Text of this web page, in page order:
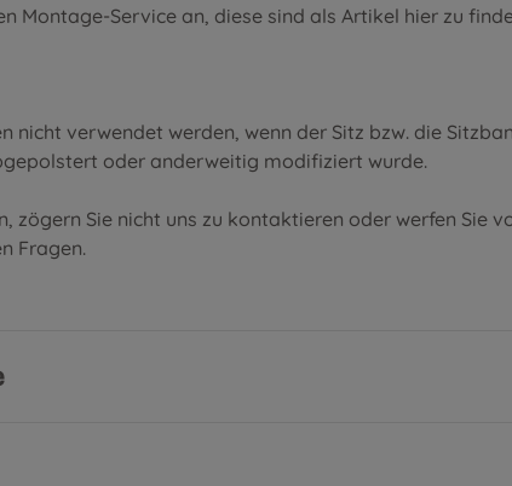
Montage-Service an, diese sind als Artikel hier zu
nicht verwendet werden, wenn der Sitz bzw. die
oder anderweitig modifiziert wurde.
zögern Sie nicht uns zu kontaktieren oder werfen Sie
Fragen.